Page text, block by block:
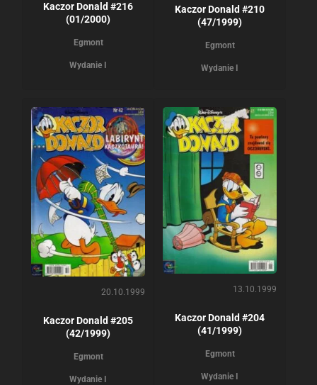
Kaczor Donald #216
(01/2000)
Egmont
Wydanie I
Kaczor Donald #210
(47/1999)
Egmont
Wydanie I
20.10.1999
Kaczor Donald #205
(42/1999)
Egmont
Wydanie I
13.10.1999
Kaczor Donald #204
(41/1999)
Egmont
Wydanie I